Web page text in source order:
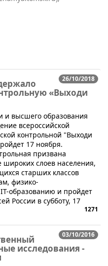
26/10/2018
«Выходи
и высшего образования
всероссийской
контрольной "Выходи
17 ноября.
призвана
слоев населения,
старших классов
физико-
образованию и пройдет
России в субботу, 17
1271
03/10/2016
исследования -